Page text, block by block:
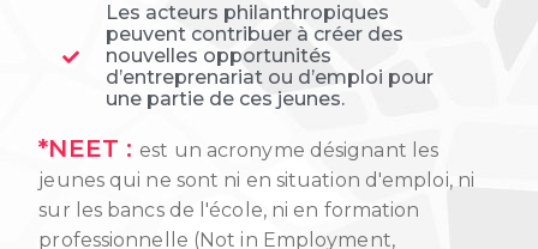
Les acteurs philanthropiques
peuvent contribuer à créer des
nouvelles opportunités
d’entreprenariat ou d’emploi pour
une partie de ces jeunes.
*NEET : est un acronyme désignant les
jeunes qui ne sont ni en situation d'emploi, ni
sur les bancs de l'école, ni en formation
professionnelle (Not in Employment,